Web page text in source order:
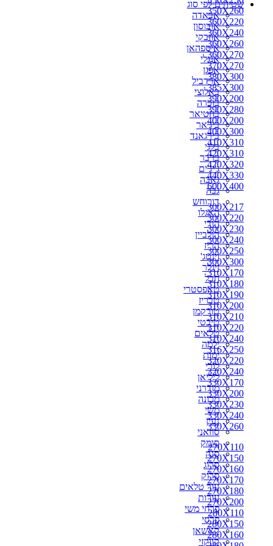
שטיחים לפי סוג
אבאדה
אובוסון
אוזבקי
איספהאן
אנגלי
אפגן
ארדביל
באלוצי
בוכרה
בחטיאר
ביג'אר
בירגאנד
בלגי
ברבר
ג'יג'ים
גאבה
גבה
דורוחש
האגלו
הודי
הולביין
הריז
וינטג'
זיגלר
חבל
טאפסטרי
טבריז
טורקמן
טיבטי
טלאים
ילמה
ימות
לורי
ליליאן
מודרני
מכונה
משי
נעין
סוזאני
סומק
סנה
סרוג
סרוק
עור טלאים
עורות
פרחי משי
פרסי
קאשאן
קווקזי
350X260
360X220
360X240
360X260
360X270
370X270
380X300
385X300
390X200
390X280
400X200
400X300
410X310
420X310
420X320
440X330
600X400
300X217
300X220
300X230
300X240
300X250
300X300
310X170
310X180
310X190
310X200
310X210
310X220
310X240
316X250
320X220
320X240
330X170
330X200
330X230
330X240
330X260
270X110
270X150
270X160
270X170
270X180
270X200
280X110
280X150
280X160
270X150
270X160
270X170
270X200
280X160
280X180
280X200
290X180
300X180
310X190
310X210
350X250
360X220
360X260
370X270
400X300